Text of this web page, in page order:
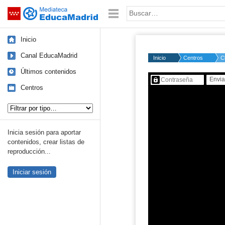
Saltar navegación Palabra o frase:
Inicio
Canal EducaMadrid
Últimos contenidos
Centros
Inicia sesión para aportar
contenidos, crear listas de
reproducción...
Iniciar sesión
Inicio Centros
Contenido protegido…